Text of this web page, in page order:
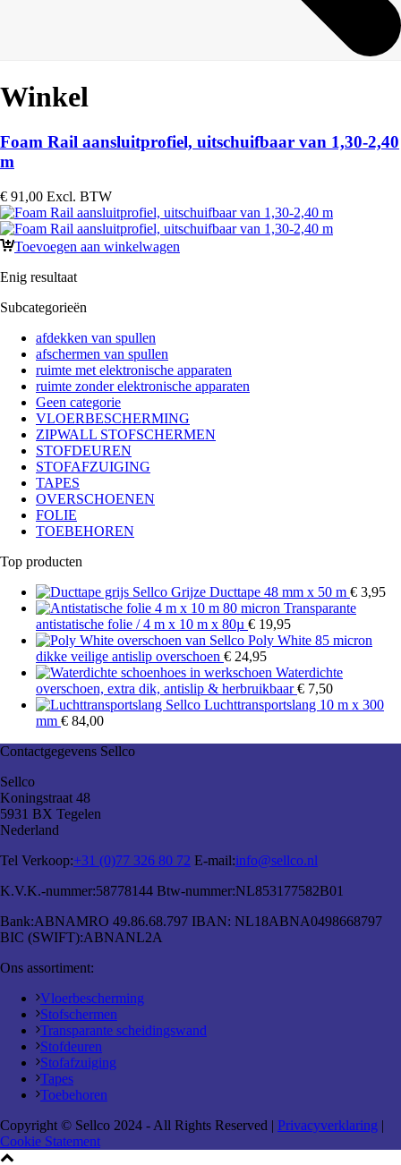
Winkel
Foam Rail aansluitprofiel, uitschuifbaar van 1,30-2,40
m
€ 91,00 Excl. BTW
Toevoegen aan winkelwagen
Enig resultaat
Subcategorieën
afdekken van spullen
afschermen van spullen
ruimte met elektronische apparaten
ruimte zonder elektronische apparaten
Geen categorie
VLOERBESCHERMING
ZIPWALL STOFSCHERMEN
STOFDEUREN
STOFAFZUIGING
TAPES
OVERSCHOENEN
FOLIE
TOEBEHOREN
Top producten
Grijze Ducttape 48 mm x 50 m € 3,95
Transparante
antistatische folie / 4 m x 10 m x 80µ € 19,95
Poly White 85 micron
dikke veilige antislip overschoen € 24,95
Waterdichte
overschoen, extra dik, antislip & herbruikbaar € 7,50
Luchttransportslang 10 m x 300
mm € 84,00
Contactgegevens Sellco
Sellco
Koningstraat 48
5931 BX Tegelen
Nederland
Tel Verkoop:+31 (0)77 326 80 72 E-mail:info@sellco.nl
K.V.K.-nummer:58778144 Btw-nummer:NL853177582B01
Bank:ABNAMRO 49.86.68.797 IBAN: NL18ABNA0498668797
BIC (SWIFT):ABNANL2A
Ons assortiment:
Vloerbescherming
Stofschermen
Transparante scheidingswand
Stofdeuren
Stofafzuiging
Tapes
Toebehoren
Copyright © Sellco 2024 - All Rights Reserved | Privacyverklaring |
Cookie Statement